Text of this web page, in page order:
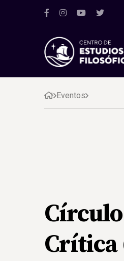
Eventos
Crítica